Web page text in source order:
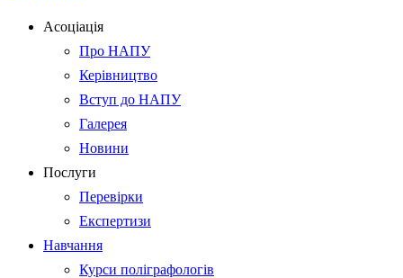
Асоціація
Про НАПУ
Керівництво
Вступ до НАПУ
Галерея
Новини
Послуги
Перевірки
Експертизи
Навчання
Курси поліграфологів